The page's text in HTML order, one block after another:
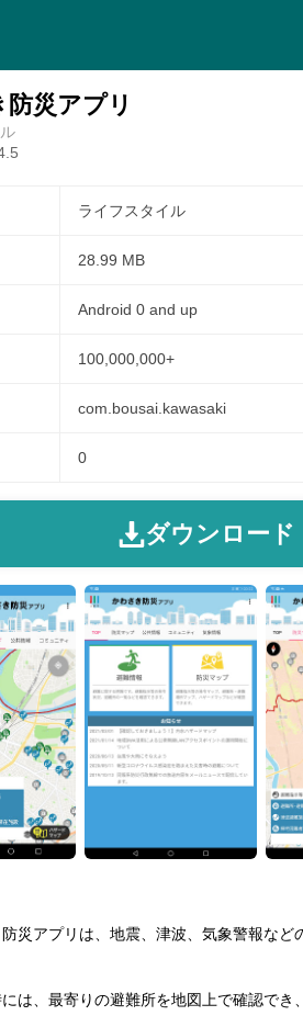
災アプリ
ライフスタイル
28.99 MB
Android 0 and up
100,000,000+
com.bousai.kawasaki
0
ダウンロード
災アプリは、地震、津波、気象警報など
は、最寄りの避難所を地図上で確認でき